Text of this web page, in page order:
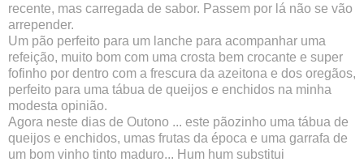
recente, mas carregada de sabor. Passem por lá não se vão
arrepender.
Um pão perfeito para um lanche para acompanhar uma
refeição, muito bom com uma crosta bem crocante e super
fofinho por dentro com a frescura da azeitona e dos oregãos,
perfeito para uma tábua de queijos e enchidos na minha
modesta opinião.
Agora neste dias de Outono ... este pãozinho uma tábua de
queijos e enchidos, umas frutas da época e uma garrafa de
um bom vinho tinto maduro... Hum hum substitui